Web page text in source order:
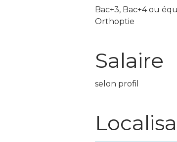
Bac+3, Bac+4 ou
Orthoptie
Salaire
selon profil